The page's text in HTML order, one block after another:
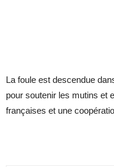
La foule est descendue
pour soutenir les mutins et
françaises et une